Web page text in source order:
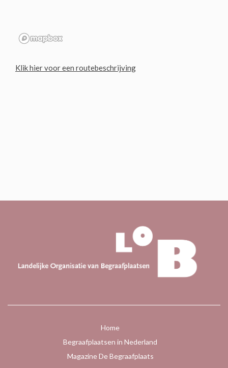
Klik hier voor een routebeschrijving
Home
Begraafplaatsen in Nederland
Magazine De Begraafplaats